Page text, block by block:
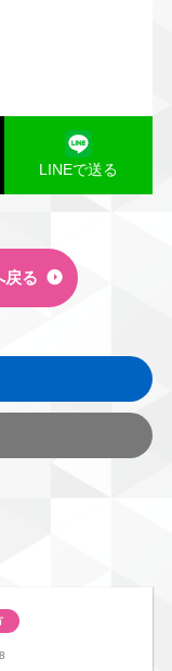
LINEで送る
戻る